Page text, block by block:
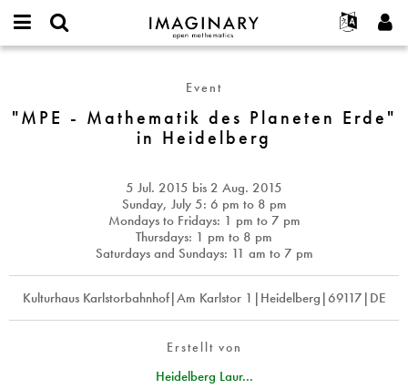
IMAGINARY
open
Français
Deutsch
한국어
Türkçe
Programme
Galerien
Hands-on
Texte
Ausstellungen
Mehr...
Projekte
Mitmachen
Kontakt
username
*
Neues Benutzerkonto erstellen
Neues Passwort anfordern
Mathematik
Heidelberg
Event
"MPE - Mathematik des Planeten Erde"
in Heidelberg
5 Jul. 2015 bis 2 Aug. 2015
Sunday, July 5: 6 pm to 8 pm
Mondays to Fridays: 1 pm to 7 pm
Thursdays: 1 pm to 8 pm
Saturdays and Sundays: 11 am to 7 pm
Kulturhaus Karlstorbahnhof|Am Karlstor 1|Heidelberg|69117|DE
Erstellt von
Heidelberg Laur...